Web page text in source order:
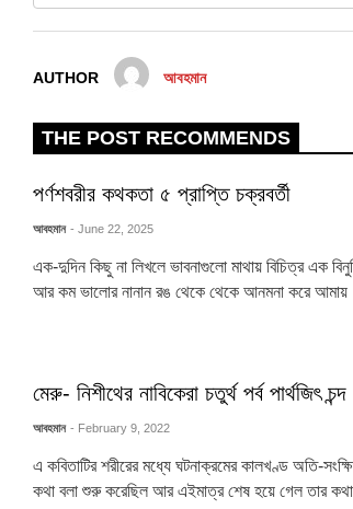
AUTHOR আবহমান
THE POST RECOMMENDS
পর্ণশবরীর কথকতা ৫ প্রাপ্তি চক্রবর্তী
আবহমান - June 22, 2025
এক-দুদিন কিছু না লিখলে ভাবনাগুলো মাথায় বিচিত্র এক
আর কম ভালোর নানান রঙ থেকে থেকে আনমনা করে
মেরু- নিশীথের নাবিকেরা চতুর্থ পর্ব পার্থজিৎ চন্দ
আবহমান - February 9, 2022
এ কবিতাটির শরীরের মধ্যে ঘটনাক্রমের কালখণ্ড অতি-
কথা বলা শুরু করেছিল আর এইমাত্র শেষ হয়ে গেল তার